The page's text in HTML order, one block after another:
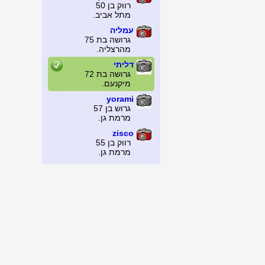
רווק בן 50
מתל אביב.
עמליה
גרושה בת 75
מהרצליה.
דליתי
גרושה בת 72
מיקנעם.
yorami
גרוש בן 57
מרמת גן.
zisco
רווק בן 55
מרמת גן.